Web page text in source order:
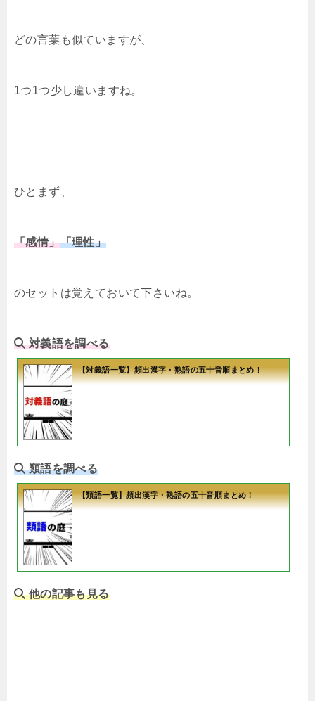
どの言葉も似ていますが、
1つ1つ少し違いますね。
ひとまず、
「感情」「理性」
のセットは覚えておいて下さいね。
対義語を調べる
【対義語一覧】頻出漢字・熟語の五十音順まとめ！
類語を調べる
【類語一覧】頻出漢字・熟語の五十音順まとめ！
他の記事も見る